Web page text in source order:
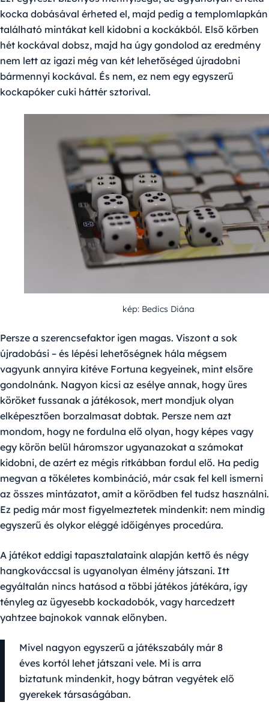
kocka dobásával érheted el, majd pedig a templomlapkán
található mintákat kell kidobni a kockákból. Első körben
hét kockával dobsz, majd ha úgy gondolod az eredmény
nem lett az igazi még van két lehetőséged újradobni
bármennyi kockával. És nem, ez nem egy egyszerű
kockapóker cuki háttér sztorival.
kép: Bedics Diána
Persze a szerencsefaktor igen magas. Viszont a sok
újradobási – és lépési lehetőségnek hála mégsem
vagyunk annyira kitéve Fortuna kegyeinek, mint elsőre
gondolnánk. Nagyon kicsi az esélye annak, hogy üres
köröket fussanak a játékosok, mert mondjuk olyan
elképesztően borzalmasat dobtak. Persze nem azt
mondom, hogy ne fordulna elő olyan, hogy képes vagy
egy körön belül háromszor ugyanazokat a számokat
kidobni, de azért ez mégis ritkábban fordul elő. Ha pedig
megvan a tökéletes kombináció, már csak fel kell ismerni
az összes mintázatot, amit a körödben fel tudsz használni.
Ez pedig már most figyelmeztetek mindenkit: nem mindig
egyszerű és olykor eléggé időigényes procedúra.
A játékot eddigi tapasztalataink alapján kettő és négy
hangkováccsal is ugyanolyan élmény játszani. Itt
egyáltalán nincs hatásod a többi játékos játékára, így
tényleg az ügyesebb kockadobók, vagy harcedzett
yahtzee bajnokok vannak előnyben.
Mivel nagyon egyszerű a játékszabály már 8
éves kortól lehet játszani vele. Mi is arra
biztatunk mindenkit, hogy bátran vegyétek elő
gyerekek társaságában.